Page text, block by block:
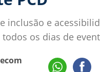
inclusão e
os dias de